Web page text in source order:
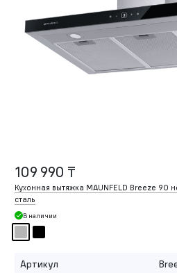
109 990 ₸
Кухонная вытяжка MAUNFELD Breeze 90
сталь
В наличии
Артикул